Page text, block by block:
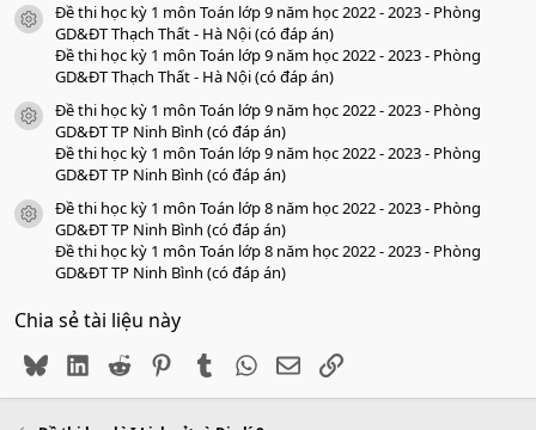
icon tài liệu
Đề thi học kỳ 1 môn Toán lớp 9 năm học 2022 - 2023 - Phòng
GD&ĐT Thạch Thất - Hà Nội (có đáp án)
Đề thi học kỳ 1 môn Toán lớp 9 năm học 2022 - 2023 - Phòng
GD&ĐT Thạch Thất - Hà Nội (có đáp án)
icon tài liệu
Đề thi học kỳ 1 môn Toán lớp 9 năm học 2022 - 2023 - Phòng
GD&ĐT TP Ninh Bình (có đáp án)
Đề thi học kỳ 1 môn Toán lớp 9 năm học 2022 - 2023 - Phòng
GD&ĐT TP Ninh Bình (có đáp án)
icon tài liệu
Đề thi học kỳ 1 môn Toán lớp 8 năm học 2022 - 2023 - Phòng
GD&ĐT TP Ninh Bình (có đáp án)
Đề thi học kỳ 1 môn Toán lớp 8 năm học 2022 - 2023 - Phòng
GD&ĐT TP Ninh Bình (có đáp án)
Chia sẻ tài liệu này
BlueskyLinkedIn
Reddit PinterestTumblr WhatsApp
EmailLink